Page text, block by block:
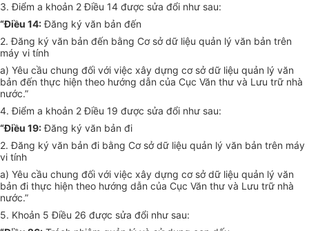
3. Điểm a khoản 2 Điều 14 được sửa đổi như sau:
“Điều 14: Đăng ký văn bản đến
2. Đăng ký văn bản đến bằng Cơ sở dữ liệu quản lý văn bản trên
máy vi tính
a) Yêu cầu chung đối với việc xây dựng cơ sở dữ liệu quản lý văn
bản đến thực hiện theo hướng dẫn của Cục Văn thư và Lưu trữ nhà
nước.”
4. Điểm a khoản 2 Điều 19 được sửa đổi như sau:
“Điều 19:Đăng ký văn bản đi
2. Đăng ký văn bản đi bằng Cơ sở dữ liệu quản lý văn bản trên máy
vi tính
a) Yêu cầu chung đối với việc xây dựng cơ sở dữ liệu quản lý văn
bản đi thực hiện theo hướng dẫn của Cục Văn thư và Lưu trữ nhà
nước.”
5. Khoản 5 Điều 26 được sửa đổi như sau: